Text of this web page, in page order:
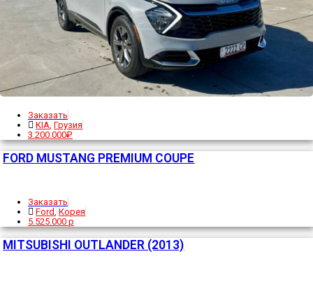
Заказать
KIA Грузия
3.200.000₽
FORD MUSTANG PREMIUM COUPE
Заказать
Ford Корея
5.525.000 р
MITSUBISHI OUTLANDER (2013)